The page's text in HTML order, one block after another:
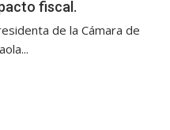
fiscal.
de la Cámara de